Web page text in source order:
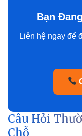
Bạn
Liên hệ ngay để
Câu Hỏi
Chỗ